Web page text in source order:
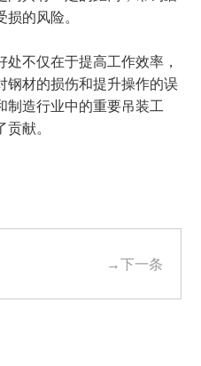
的风险。
不仅在于提高工作效率，
钢材的损伤和提升操作的误
制造行业中的重要吊装工
献。
→下一条